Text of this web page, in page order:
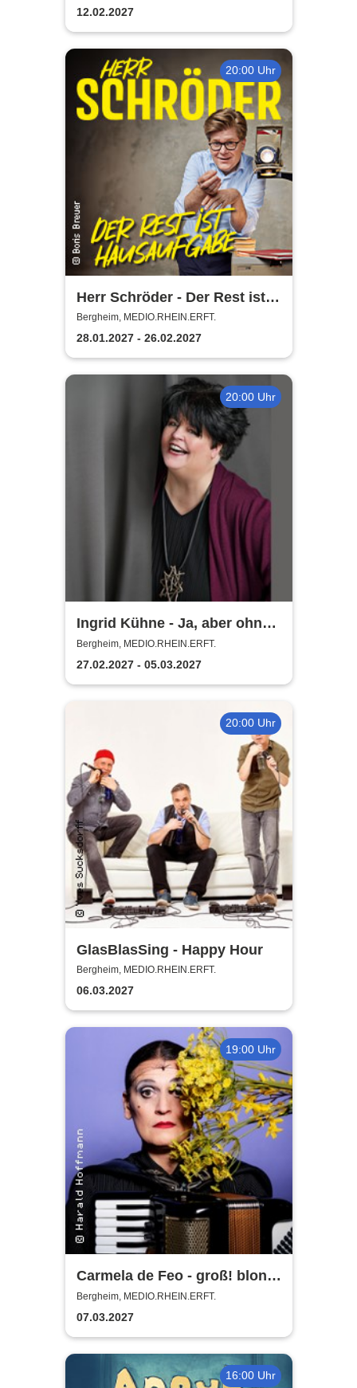
ganze Familie
12.02.2027
20:00 Uhr
Herr Schröder - Der Rest ist
Hausaufgabe
Bergheim, MEDIO.RHEIN.ERFT.
28.01.2027 - 26.02.2027
20:00 Uhr
Ingrid Kühne - Ja, aber ohne
mich!
Bergheim, MEDIO.RHEIN.ERFT.
27.02.2027 - 05.03.2027
20:00 Uhr
GlasBlasSing - Happy Hour
Bergheim, MEDIO.RHEIN.ERFT.
06.03.2027
19:00 Uhr
Carmela de Feo - groß! blond!
erfolgreich!
Bergheim, MEDIO.RHEIN.ERFT.
07.03.2027
16:00 Uhr